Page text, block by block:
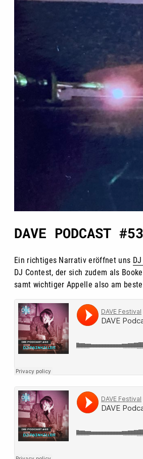
DAVE PODCAST
Ein richtiges Narrativ eröffnet uns
DJ Contest, der sich zudem als
samt wichtiger Appelle also am